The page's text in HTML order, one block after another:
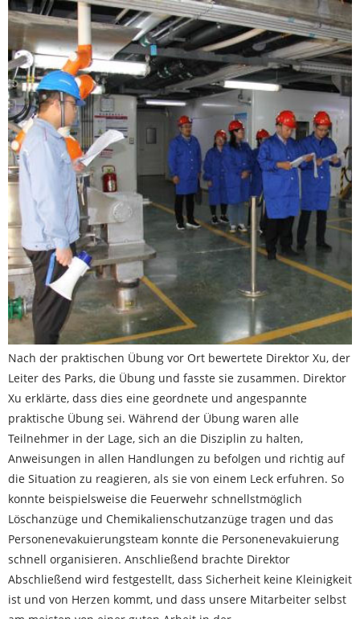
Nach der praktischen Übung vor Ort bewertete Direktor Xu, der
Leiter des Parks, die Übung und fasste sie zusammen. Direktor
Xu erklärte, dass dies eine geordnete und angespannte
praktische Übung sei. Während der Übung waren alle
Teilnehmer in der Lage, sich an die Disziplin zu halten,
Anweisungen in allen Handlungen zu befolgen und richtig auf
die Situation zu reagieren, als sie von einem Leck erfuhren. So
konnte beispielsweise die Feuerwehr schnellstmöglich
Löschanzüge und Chemikalienschutzanzüge tragen und das
Personenevakuierungsteam konnte die Personenevakuierung
schnell organisieren. Anschließend brachte Direktor
Abschließend wird festgestellt, dass Sicherheit keine Kleinigkeit
ist und von Herzen kommt, und dass unsere Mitarbeiter selbst